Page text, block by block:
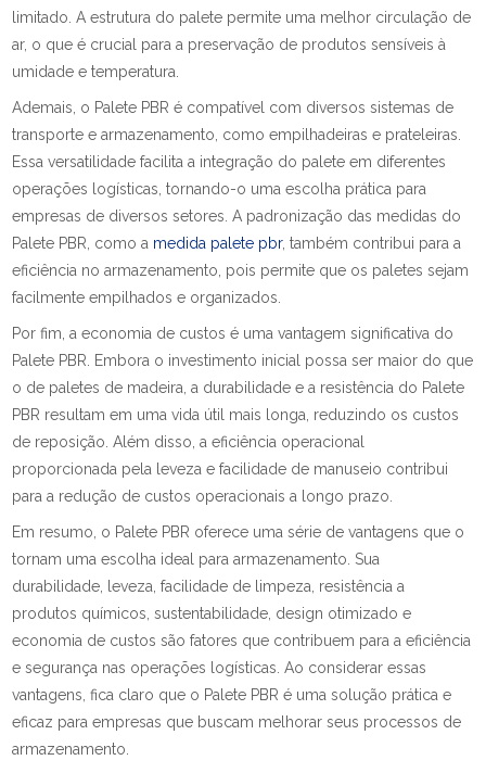
limitado. A estrutura do palete permite uma melhor circulação de
ar, o que é crucial para a preservação de produtos sensíveis à
umidade e temperatura.
Ademais, o Palete PBR é compatível com diversos sistemas de
transporte e armazenamento, como empilhadeiras e prateleiras.
Essa versatilidade facilita a integração do palete em diferentes
operações logísticas, tornando-o uma escolha prática para
empresas de diversos setores. A padronização das medidas do
Palete PBR, como a medida palete pbr, também contribui para a
eficiência no armazenamento, pois permite que os paletes sejam
facilmente empilhados e organizados.
Por fim, a economia de custos é uma vantagem significativa do
Palete PBR. Embora o investimento inicial possa ser maior do que
o de paletes de madeira, a durabilidade e a resistência do Palete
PBR resultam em uma vida útil mais longa, reduzindo os custos
de reposição. Além disso, a eficiência operacional
proporcionada pela leveza e facilidade de manuseio contribui
para a redução de custos operacionais a longo prazo.
Em resumo, o Palete PBR oferece uma série de vantagens que o
tornam uma escolha ideal para armazenamento. Sua
durabilidade, leveza, facilidade de limpeza, resistência a
produtos químicos, sustentabilidade, design otimizado e
economia de custos são fatores que contribuem para a eficiência
e segurança nas operações logísticas. Ao considerar essas
vantagens, fica claro que o Palete PBR é uma solução prática e
eficaz para empresas que buscam melhorar seus processos de
armazenamento.